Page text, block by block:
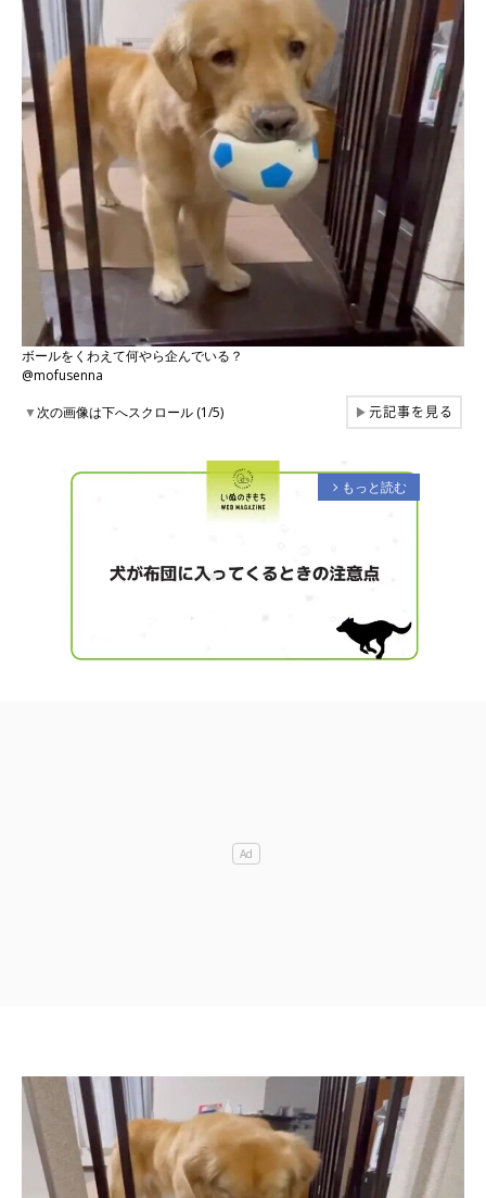
ボールをくわえて何やら企んでいる？
@mofusenna
▼次の画像は下へスクロール (1/5) ▶元記事を見る
arrow_forward_ios もっと読む